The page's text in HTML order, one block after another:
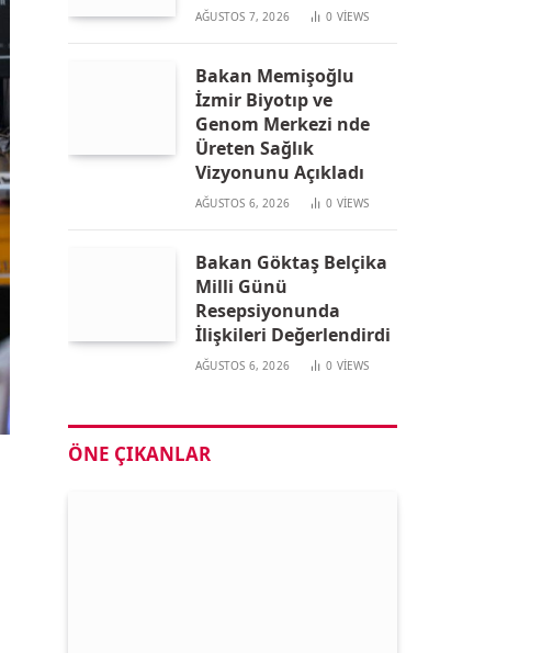
AĞUSTOS 7, 2026 0 VIEWS
Bakan Memişoğlu
İzmir Biyotıp ve
Genom Merkezi nde
Üreten Sağlık
Vizyonunu Açıkladı
AĞUSTOS 6, 2026 0 VIEWS
Bakan Göktaş Belçika
Milli Günü
Resepsiyonunda
İlişkileri Değerlendirdi
AĞUSTOS 6, 2026 0 VIEWS
ÖNE ÇIKANLAR